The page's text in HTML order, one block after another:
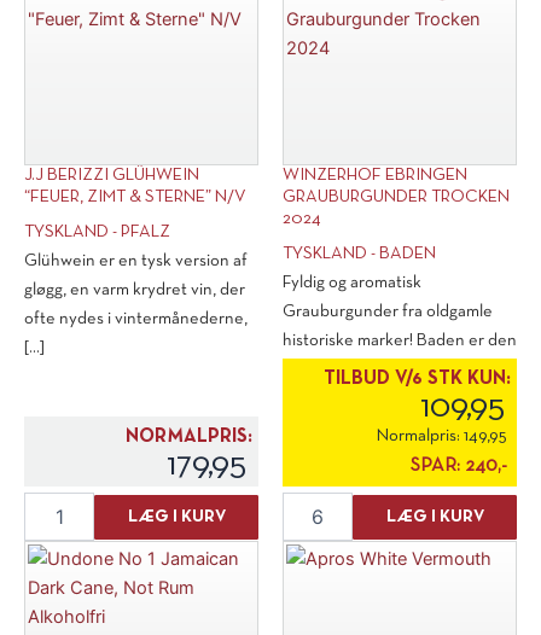
J.J BERIZZI GLÜHWEIN
“FEUER, ZIMT & STERNE” N/V
TYSKLAND - PFALZ
Glühwein er en tysk version af
gløgg, en varm krydret vin, der
ofte nydes i vintermånederne,
[...]
NORMALPRIS:
179,95
Berizzi
Glühwein
Zimt
&
LÆG I KURV
WINZERHOF EBRINGEN
GRAUBURGUNDER TROCKEN
2024
TYSKLAND - BADEN
Fyldig og aromatisk
Grauburgunder fra oldgamle
historiske marker! Baden er den
varmeste [...]
TILBUD V/6 STK KUN:
109,95
Normalpris: 149,95
SPAR: 240,-
Winzerhof
Ebringen
Grauburgunder
Trocken
LÆG I KURV